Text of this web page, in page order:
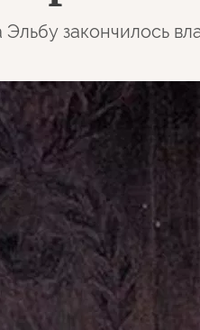
закончилось